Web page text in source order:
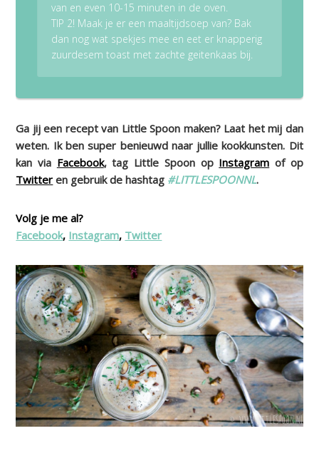
van en even 10-15 minuten in de oven.
TIP 2! Maak je er een maaltijdsoep van? Bak
dan nog wat spekjes mee en eet er knapperig
zuurdesem toast met zachte geitenkaas bij.
Ga jij een recept van Little Spoon maken? Laat het mij dan
weten. Ik ben super benieuwd naar jullie kookkunsten. Dit
kan via Facebook, tag Little Spoon op Instagram of op
Twitter en gebruik de hashtag #LITTLESPOONNL.
Volg je me al?
Facebook, Instagram, Twitter